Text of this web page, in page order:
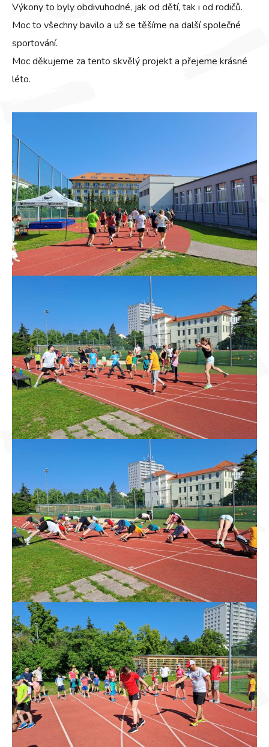
Výkony to byly obdivuhodné, jak od dětí, tak i od rodičů.
Moc to všechny bavilo a už se těšíme na další společné
sportování.
Moc děkujeme za tento skvělý projekt a přejeme krásné
léto.